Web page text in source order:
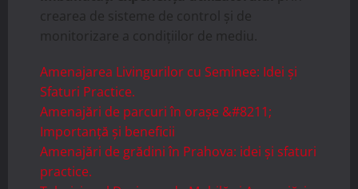
crearea de sisteme de control și de
monitorizare a condițiilor de mediu.
Amenajarea Livingurilor cu Seminee: Idei și
Sfaturi Practice.
Amenajări de parcuri în orașe &#8211;
Importanță și beneficii
Amenajări de grădini în Prahova: idei și sfaturi
practice.